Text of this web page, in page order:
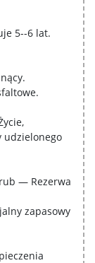
5--6 lat.
udzielonego
— Rezerwa
zapasowy